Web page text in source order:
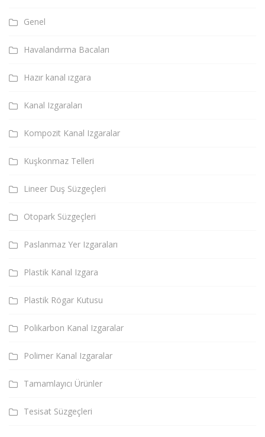
Genel
Havalandırma Bacaları
Hazır kanal ızgara
Kanal Izgaraları
Kompozit Kanal Izgaralar
Kuşkonmaz Telleri
Lineer Duş Süzgeçleri
Otopark Süzgeçleri
Paslanmaz Yer Izgaraları
Plastik Kanal Izgara
Plastik Rögar Kutusu
Polikarbon Kanal Izgaralar
Polimer Kanal Izgaralar
Tamamlayıcı Ürünler
Tesisat Süzgeçleri